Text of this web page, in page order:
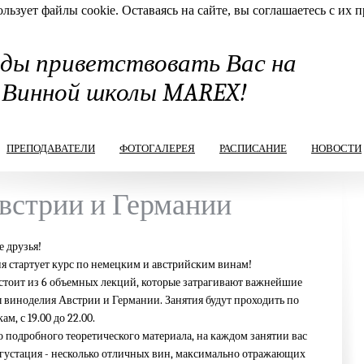
файлы cookie. Оставаясь на сайте, вы соглашаетесь с их
приветствовать Вас на
школы MAREX!
ПРЕПОДАВАТЕЛИ ФОТОГАЛЕРЕЯ РАСПИСАНИЕ НОВОСТИ
и Германии
друзья!
стартует курс по немецким и австрийским винам!
из 6 объемных лекций, которые затрагивают важнейшие
виноделия Австрии и Германии. Занятия будут проходить по
с 19.00 до 22.00.
теоретического материала, на каждом занятии вас
- несколько отличных вин, максимально отражающих